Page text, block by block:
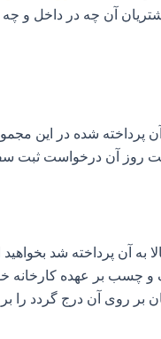
آن چه در داخل و چه
پرداخته شده در این
روز آن درخواست ثبت
آن پرداخته شد بخواهید
بر عهده کارخانه
بر روی آن درج گردد را